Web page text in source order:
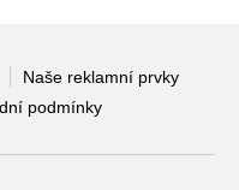
Naše reklamní prvky
podmínky